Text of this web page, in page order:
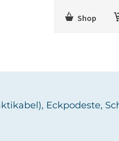
Shop
Eckpodeste,